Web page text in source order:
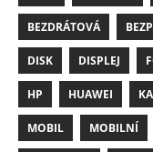
BEZDRÁTOVÁ
DISK DISPLEJ
HP HUAWEI
MOBIL MOBILNÍ